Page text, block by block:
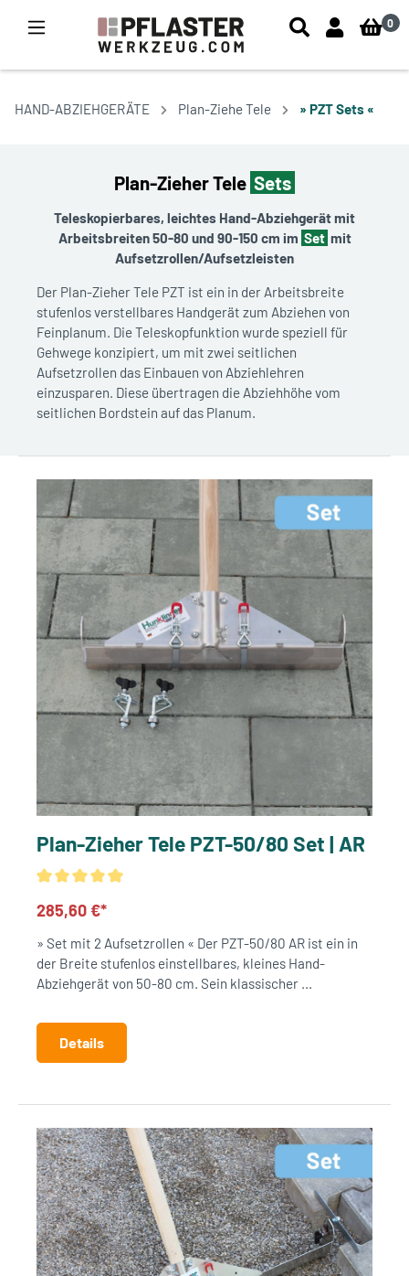
0
HAND-ABZIEHGERÄTE Plan-Ziehe Tele » PZT Sets «
Plan-Zieher Tele Sets
Teleskopierbares, leichtes Hand-Abziehgerät mit
Arbeitsbreiten 50-80 und 90-150 cm im Set mit
Aufsetzrollen/Aufsetzleisten
Der Plan-Zieher Tele PZT ist ein in der Arbeitsbreite
stufenlos verstellbares Handgerät zum Abziehen von
Feinplanum. Die Teleskopfunktion wurde speziell für
Gehwege konzipiert, um mit zwei seitlichen
Aufsetzrollen das Einbauen von Abziehlehren
einzusparen. Diese übertragen die Abziehhöhe vom
seitlichen Bordstein auf das Planum.
Plan-Zieher Tele PZT-50/80 Set | AR
285,60 €*
» Set mit 2 Aufsetzrollen « Der PZT-50/80 AR ist ein in
der Breite stufenlos einstellbares, kleines Hand-
Abziehgerät von 50-80 cm. Sein klassischer ...
Details